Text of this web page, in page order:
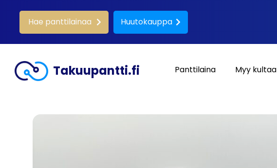
Hae panttilainaa Huutokauppa
Takuupantti.fi Panttilaina Myy kultaa